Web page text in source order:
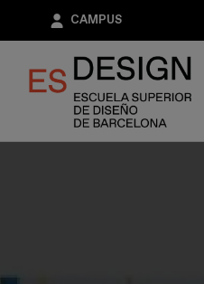
principal
CAMPUS